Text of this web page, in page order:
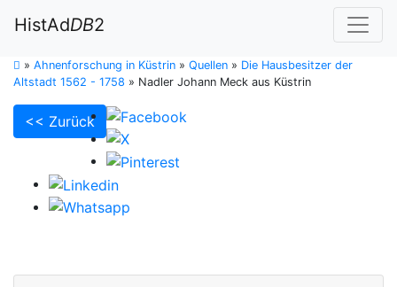
HistAdDB2
» Ahnenforschung in Küstrin » Quellen » Die Hausbesitzer der
Altstadt 1562 - 1758 » Nadler Johann Meck aus Küstrin
<< Zurück